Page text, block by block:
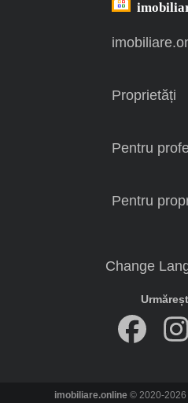
Proprietăți
Pentru
Pentru
imobiliare.online © 2020-2026